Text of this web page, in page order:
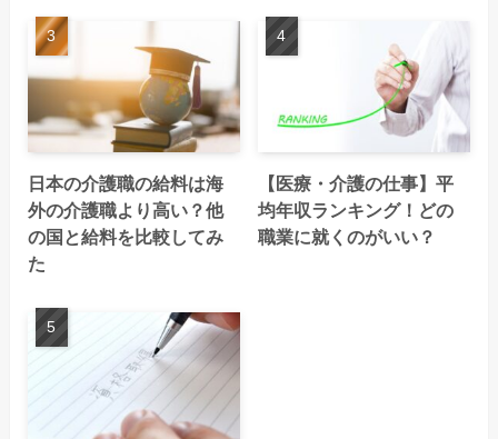
日本の介護職の給料は海
外の介護職より高い？他
の国と給料を比較してみ
た
【医療・介護の仕事】平
均年収ランキング！どの
職業に就くのがいい？